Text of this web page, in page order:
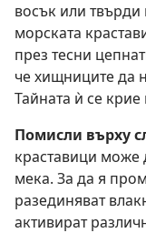
восък или твърди
морската
през тесни
че хищниците да
Тайната ѝ се
Помисли върху
краставици може
мека. За да я
разединяват
активират